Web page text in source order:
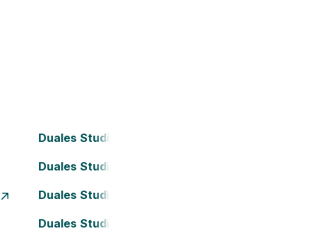
Duales Studium Bielefeld
Duales Studium Darmstadt
Duales Studium Essen
Duales Studium Köln